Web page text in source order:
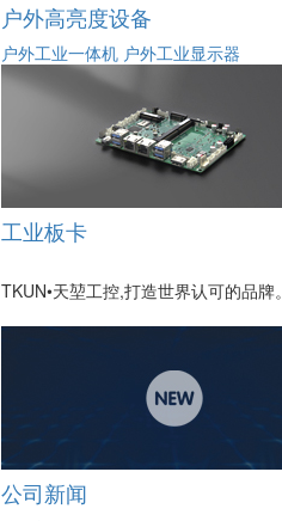
户外高亮度设备
户外工业一体机 户外工业显示器
工业板卡
TKUN•天堃工控,打造世界认可的品牌。
公司新闻